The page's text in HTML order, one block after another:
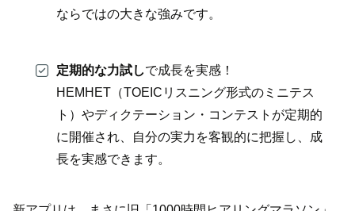
ならではの大きな強みです。
定期的な力試しで成長を実感！
HEMHET（TOEICリスニング形式のミニテス
ト）やディクテーション・コンテストが定期的
に開催され、自分の実力を客観的に把握し、成
長を実感できます。